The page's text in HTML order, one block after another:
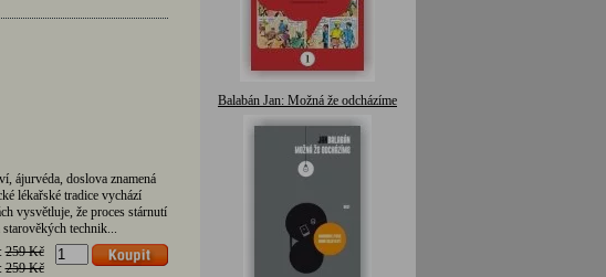
ájurvéda, doslova znamená
lékařské tradice vychází
vysvětluje, že proces stárnutí
technik...
259 Kč
259 Kč
Balabán Jan: Možná že odcházíme